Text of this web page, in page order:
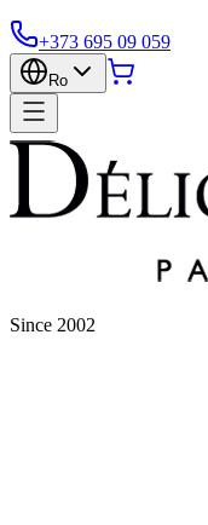
+373 695 09 059
Ro
Since 2002